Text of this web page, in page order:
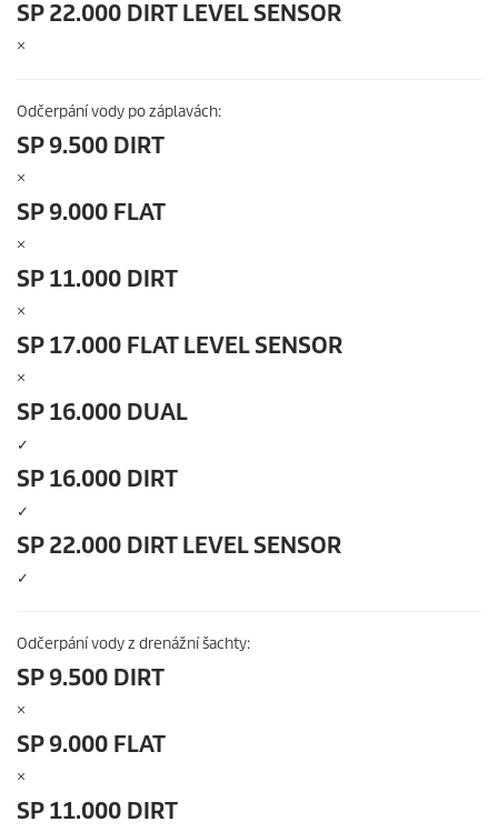
SP 22.000 DIRT LEVEL SENSOR
×
Odčerpání vody po záplavách:
SP 9.500 DIRT
×
SP 9.000 FLAT
×
SP 11.000 DIRT
×
SP 17.000 FLAT LEVEL SENSOR
×
SP 16.000 DUAL
✓
SP 16.000 DIRT
✓
SP 22.000 DIRT LEVEL SENSOR
✓
Odčerpání vody z drenážní šachty:
SP 9.500 DIRT
×
SP 9.000 FLAT
×
SP 11.000 DIRT